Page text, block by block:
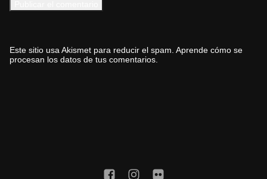
Este sitio usa Akismet para reducir el spam. Aprende cómo se
procesan los datos de tus comentarios.